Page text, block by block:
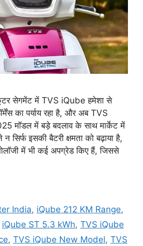
सेगमेंट में TVS iQube हमेशा से
का पर्याय रहा है, और अब TVS
मॉडल में बड़े बदलाव के साथ मार्केट में
इसकी बैटरी क्षमता को बढ़ाया है,
में भी कई अपग्रेड किए हैं, जिससे
India, iQube 212 KM Range,
iQube ST 5.3 kWh, TVS iQube
, TVS iQube New Model, TVS